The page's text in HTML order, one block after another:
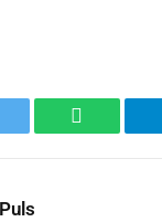
WhatsApp